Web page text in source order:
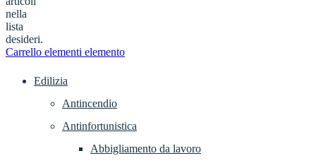
nella
lista
desideri.
Carrello elementi elemento
Edilizia
Antincendio
Antinfortunistica
Abbigliamento da lavoro